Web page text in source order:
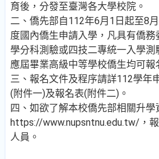
育後，分發至臺灣各大學校院。
二、僑先部自112年6月1日起至8
度國內僑生申請入學，凡具有僑
學分科測驗或四技二專統一入學
應屆畢業高級中等學校僑生均可報
三、報名文件及程序請詳112學年
(附件一)及報名表(附件二)。
四、如欲了解本校僑先部相關升學
https://www.nupsntnu.edu.tw/，
人員。